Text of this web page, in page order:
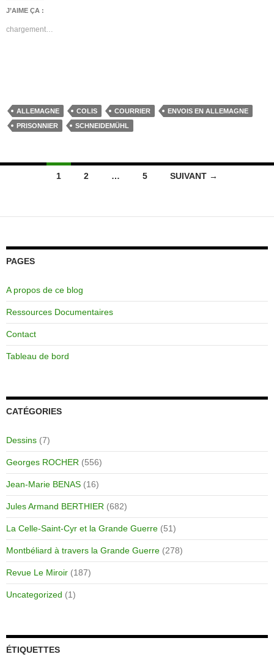
J’AIME ÇA :
chargement…
ALLEMAGNE COLIS COURRIER
ENVOIS EN ALLEMAGNE
PRISONNIER
SCHNEIDEMÜHL
Navigation
articles
1 2 … 5 SUIVANT →
PAGES
A propos de ce blog
Ressources Documentaires
Contact
Tableau de bord
CATÉGORIES
Dessins (7)
Georges ROCHER (556)
Jean-Marie BENAS (16)
Jules Armand BERTHIER (682)
La Celle-Saint-Cyr et la Grande Guerre (51)
Montbéliard à travers la Grande Guerre (278)
Revue Le Miroir (187)
Uncategorized (1)
ÉTIQUETTES